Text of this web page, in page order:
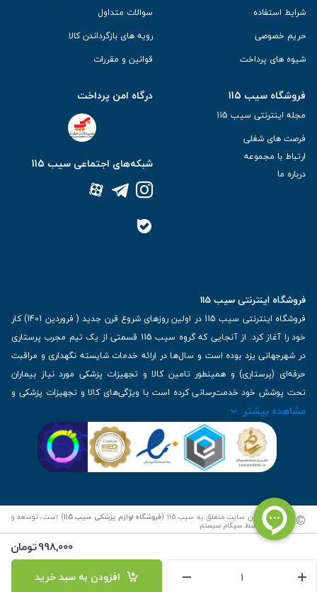
998,000تومان
افزودن به سبد خرید
شرایط استفاده
حریم خصوصی
شیوه های پرداخت
سوالات متداول
رویه های بازگرداندن کالا
قوانین و مقررات
فروشگاه سیب 115
مجله اینترنتی سیب 115
فرصت های شغلی
ارتباط با مجموعه
درباره ما
درگاه امن پرداخت
شبکه‌های اجتماعی سیب 115
فروشگاه اینترنتی سیب 115
فروشگاه اینترنتی سیب 115 در اولین روزهای شروع قرن جدید ( فروردین 1401) کار
خود را آغاز کرد. از آنجایی که گروه سیب 115 قسمتی از یک تیم مجرب پرستاری
در شهرجهانی یزد بوده است و سال‌ها در ارائه خدمات شایسته نگهداری و مراقبت
حرفه‌ای (پرستاری) و همینطور تامین کالا و تجهیزات پزشکی مورد نیاز بیماران
تحت پوشش خود خدمت‌رسانی کرده است با ویژگی‌های کالا و تجهیزات پزشکی و
برترین برندهای موجود در بازار اطلاعات بسیار ارزشمندی را دارا می‌باشد
| تلفن تماس : 36333383-035 | ایمیل: Info@Sib115.com
مشاهده بیشتر
© کلیه حقوق این سایت متعلق به سیب 115 ( فروشگاه لوازم پزشکی سیب 115 ) است، توسعه و
کدنویسی توسط سپکام سیستم